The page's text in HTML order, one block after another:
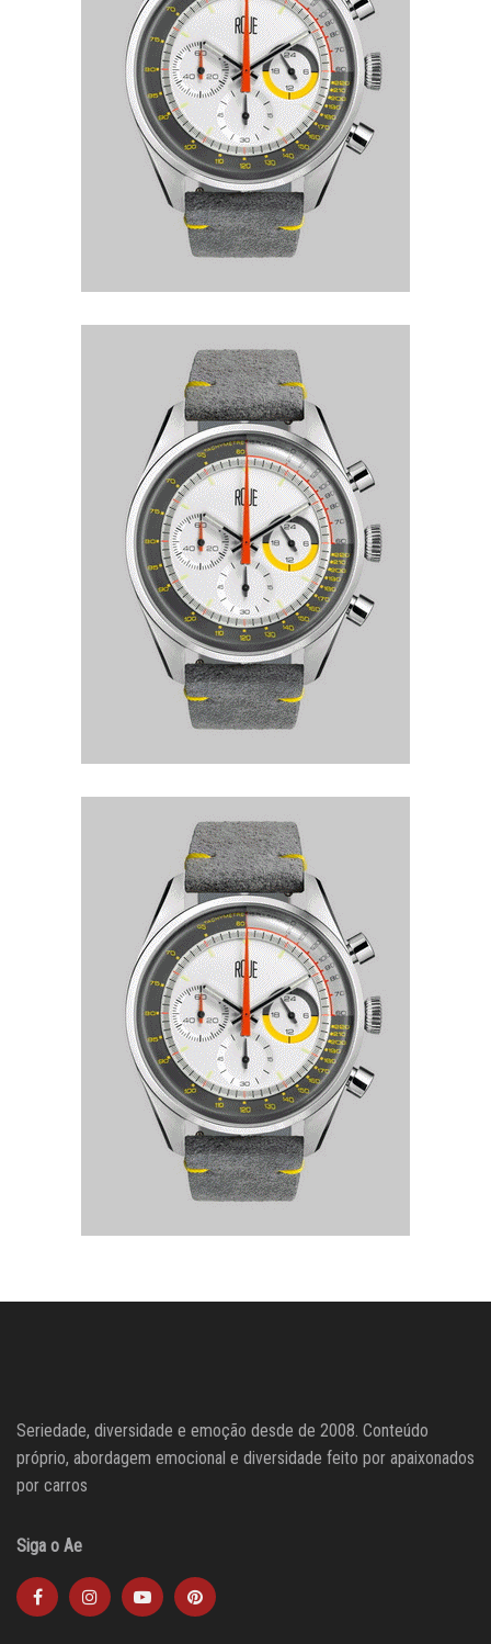
Seriedade, diversidade e emoção desde de 2008. Conteúdo
próprio, abordagem emocional e diversidade feito por apaixonados
por carros
Siga o Ae